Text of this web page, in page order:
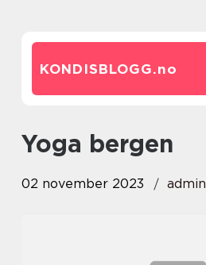
KONDISBLOGG.no
yoga bergen
02 november 2023 admin